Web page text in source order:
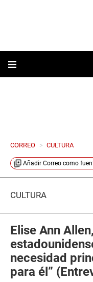
CORREO > CULTURA
Añadir Correo como
CULTURA
Elise Ann
necesidad
para él”